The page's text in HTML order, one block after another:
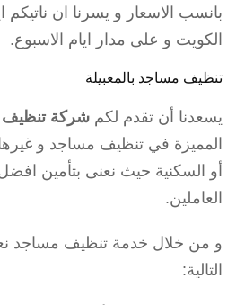
بانسب الاسعار و يسرنا ان ناتيكم
الكويت و على مدار ايام الاسبوع.
تنظيف مساجد بالمعبيلة
يسعدنا أن تقدم لكم شركة تنظيف
المميزة في تنظيف مساجد و
أو السكنية حيث نعنى بتأمين
العاملين.
و من خلال خدمة تنظيف مساجد
التالية: